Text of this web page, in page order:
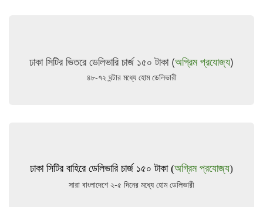
ঢাকা সিটির ভিতরে ডেলিভারি চার্জ ১৫০ টাকা (অগ্রিম প্রযোজ্য)
৪৮-৭২ ঘন্টার মধ্যে হোম ডেলিভারী
ঢাকা সিটির বাহিরে ডেলিভারি চার্জ ১৫০ টাকা (অগ্রিম প্রযোজ্য)
সারা বাংলাদেশে ২-৫ দিনের মধ্যে হোম ডেলিভারী